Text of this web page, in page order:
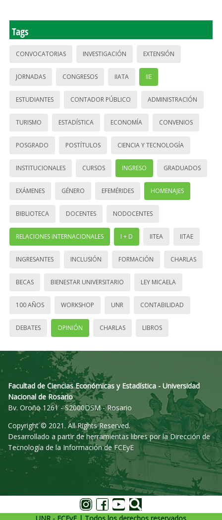
Tags
CONVOCATORIAS INVESTIGACIÓN EXTENSIÓN
JORNADAS CONGRESOS IIATA IIE
ESTUDIANTES CONTADOR PÚBLICO ADMINISTRACIÓN
TURISMO ESTADÍSTICA ECONOMÍA CONVENIOS
POSGRADO POSTÍTULOS CIENCIA Y TECNOLOGÍA
INSTITUCIONALES CURSOS INGRESO GRADUADOS
EXÁMENES GÉNERO EFEMÉRIDES HOMENAJES
BIBLIOTECA DOCENTES NODOCENTES
RELACIONES INTERNACIONALES I + D IITEA IITAE
INGRESANTES INCLUSIÓN FORMACIÓN CHARLAS
BECAS BIENESTAR UNIVERSITARIO LEY MICAELA
100 AÑOS WORKSHOP UNR CONTABILIDAD
DEBATES OPINIÓN CHARLAS LIBROS
Facultad de Ciencias Económicas y Estadística - Universidad
Nacional de Rosario
Bv. Oroño 1261 - S2000DSM - Rosario
Copyright © 2021. All Rights Reserved.
Desarrollado a partir de herramientas libres por la Dirección de
Tecnología de la Información de FCEyE